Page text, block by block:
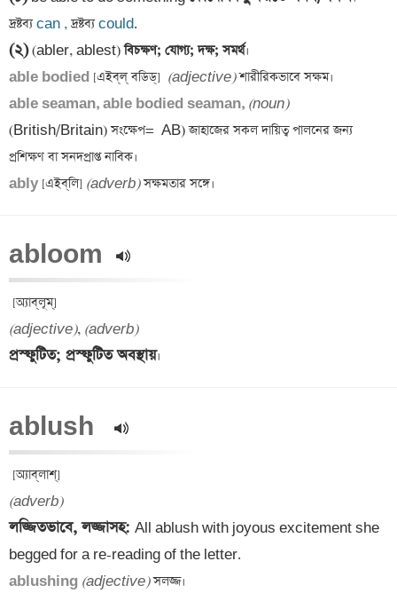
দ্রষ্টব্য can , দ্রষ্টব্য could
(২) (abler, ablest) বিচক্ষণ; যোগ্য; দক্ষ; সমর্থ
able bodied
[এইব্‌ল্‌ বডিড্] (adjective)
able seaman, able bodied seaman, (noun)
(British/Britain) সংক্ষেপ= AB) জাহাজের সকল দায়িত্ব পালনের জন্য
ably
[এইব্‌‌লি] (adverb)
abloom
(adjective), (adverb)
প্রস্ফুটিত; প্রস্ফুটিত অবস্থায়
ablush
(adverb)
লজ্জিতভাবে, লজ্জাসহ: All ablush with joyous excitement she
ablushing (adjective)